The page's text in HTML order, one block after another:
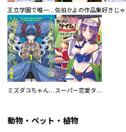
王立学園で唯一魔法が使えない庶民仲間のはずですよね～実は王子様で私を溺愛しているなんて告白はやめてください～佐伯かよの作品集
ミズダコちゃんからは逃げられない！ スーパー恋愛タイム！～現場でドＳな彼女は自宅でデレる～
動物・ペット・植物